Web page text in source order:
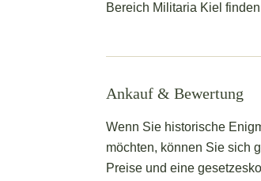
Bereich Militaria Kiel
Ankauf & Bewertung
Wenn Sie historische
möchten, können Sie sich
Preise und eine